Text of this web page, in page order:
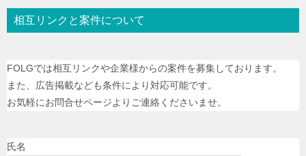
相互リンクと案件について
FOLGでは相互リンクや企業様からの案件を募集しております。
また、広告掲載なども条件により対応可能です。
お気軽にお問合せページよりご連絡くださいませ。
氏名